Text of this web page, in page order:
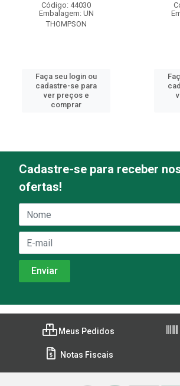
Código: 44030
Embalagem: UN
THOMPSON
Faça seu login ou
cadastre-se para
ver preços e
comprar
Cadastre-se para receber
ofertas!
Meus Pedidos
Notas Fiscais